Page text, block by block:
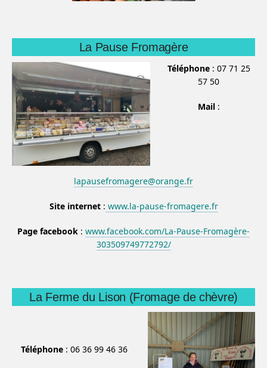
La Pause Fromagère
Téléphone: 07 71 25
57 50
Mail:
lapausefromagere@orange.fr
Site internet: www.la-pause-fromagere.fr
Page facebook : www.facebook.com/La-Pause-Fromagère-
303509749772792/
La Ferme du Lison (Fromage de chèvre)
Téléphone: 06 36 99 46 36